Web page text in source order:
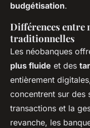
budgétisation.
Différences entre
traditionnelles
Les néobanques
plus fluide et des
entièrement
concentrent sur des
transactions et la
revanche, les